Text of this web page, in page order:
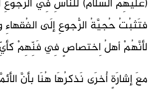
(عليهِمُ السَّلام) للنَّاسِ فِي الرُّجوعِ
فتَثبُتُ حُجيَّةُ الرُّجوعِ إلَى الفُقهاءِ
لأنَّهُمْ أهلُ اِختصاصٍ فِي فَنِّهِمْ
معَ إشارَةٍ أُخرَى نَذكرُهَا هُنَا بأنَّ